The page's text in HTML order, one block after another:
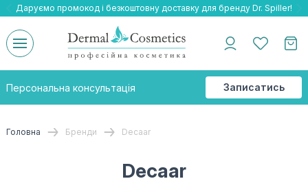
Даруємо безкоштовну доставку та подарнки до бренду Braderm!
-25% на весь бренд HOLY LAND!
Даруємо промокод і безкоштовну доставку для бренду Dr. Spiller!
Персональна консультація
Записатись
на
Головна Бренди Decaar
Decaar